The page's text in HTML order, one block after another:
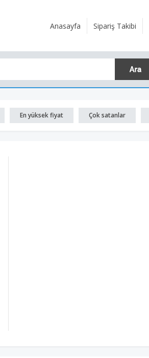
Anasayfa Sipariş Takibi
En yüksek fiyat Çok satanlar